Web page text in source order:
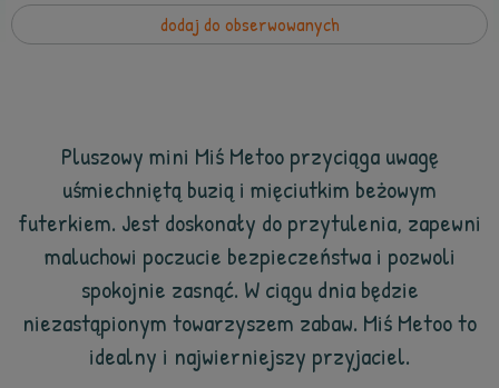
dodaj do obserwowanych
Pluszowy mini Miś Metoo przyciąga uwagę
uśmiechniętą buzią i mięciutkim beżowym
futerkiem. Jest doskonały do przytulenia, zapewni
maluchowi poczucie bezpieczeństwa i pozwoli
spokojnie zasnąć. W ciągu dnia będzie
niezastąpionym towarzyszem zabaw. Miś Metoo to
idealny i najwierniejszy przyjaciel.